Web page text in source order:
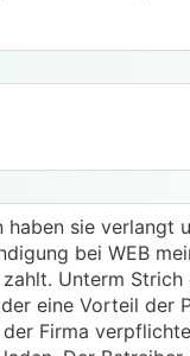
sie verlangt
bei WEB
Unterm
eine Vorteil der
Firma